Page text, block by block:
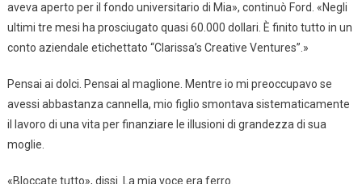
aveva aperto per il fondo universitario di Mia», continuò Ford. «Negli
ultimi tre mesi ha prosciugato quasi 60.000 dollari. È finito tutto in un
conto aziendale etichettato “Clarissa’s Creative Ventures”.»
Pensai ai dolci. Pensai al maglione. Mentre io mi preoccupavo se
avessi abbastanza cannella, mio figlio smontava sistematicamente
il lavoro di una vita per finanziare le illusioni di grandezza di sua
moglie.
«Bloccate tutto», dissi. La mia voce era ferro.